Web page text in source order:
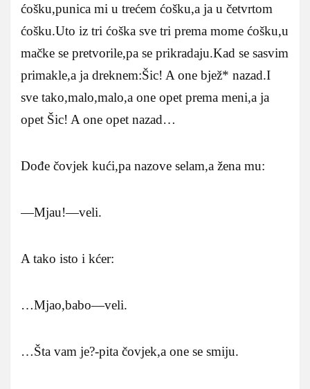
ćošku,punica mi u trećem ćošku,a ja u četvrtom
ćošku.Uto iz tri ćoška sve tri prema mome ćošku,u
mačke se pretvorile,pa se prikradaju.Kad se sasvim
primakle,a ja dreknem:Šic! A one bjež* nazad.I
sve tako,malo,malo,a one opet prema meni,a ja
opet Šic! A one opet nazad…
Dođe čovjek kući,pa nazove selam,a žena mu:
—Mjau!—veli.
A tako isto i kćer:
…Mjao,babo—veli.
…Šta vam je?-pita čovjek,a one se smiju.